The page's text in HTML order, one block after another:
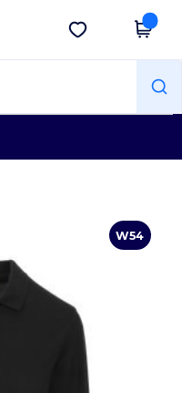
Descargar app
W54